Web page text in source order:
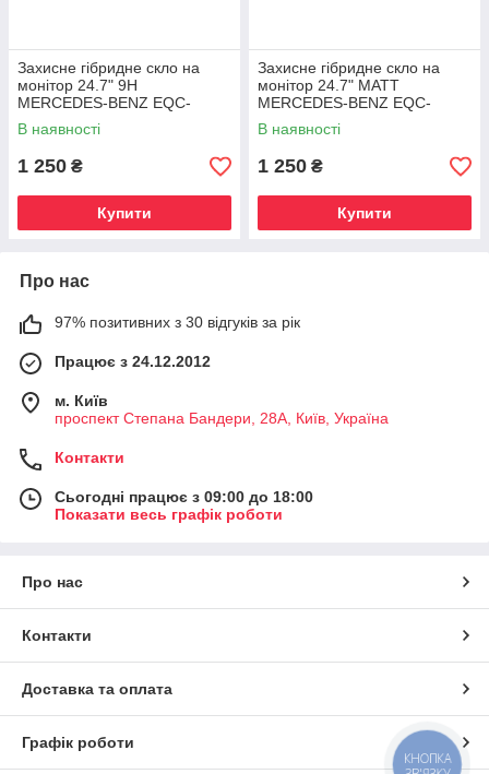
Захисне гібридне скло на
монітор 24.7" 9H
MERCEDES-BENZ EQC-
CLASS 2019 - 2023
В наявності
1 250 ₴
Купити
Захисне гібридне скло на
монітор 24.7" MATT
MERCEDES-BENZ EQC-
CLASS 2019 - 2023
В наявності
1 250 ₴
Купити
Про нас
97% позитивних з 30 відгуків за рік
Працює з 24.12.2012
м. Київ
проспект Степана Бандери, 28А, Київ, Україна
Контакти
Сьогодні працює з 09:00 до 18:00
Показати весь графік роботи
Про нас
Контакти
Доставка та оплата
Графік роботи
КНОПКА